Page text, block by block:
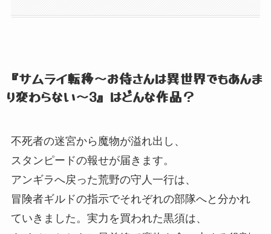
『サムライ転移～お侍さんは異世界でもあんま
り変わらない～3』 はどんな作品？
不死者の迷宮から魔物が溢れ出し、
スタンピードの報せが届きます。
アンギラへ戻った荒野の守人一行は、
冒険者ギルドの指示でそれぞれの部隊へと分かれ
ていきました。 実力を買われた黒須は、